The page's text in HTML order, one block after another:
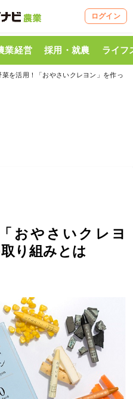
ログイン
業経営 採用・就農 ライフ
菜を活用！「おやさいクレヨン」を作っ
おやさいクレヨ
り組みとは